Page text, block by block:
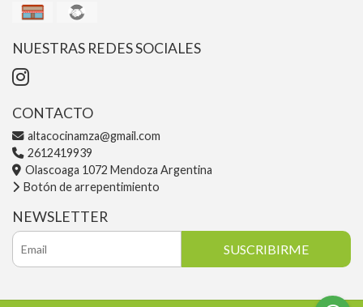
NUESTRAS REDES SOCIALES
CONTACTO
altacocinamza@gmail.com
2612419939
Olascoaga 1072 Mendoza Argentina
Botón de arrepentimiento
NEWSLETTER
SUSCRIBIRME